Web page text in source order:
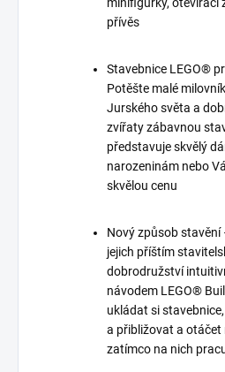
minifigurky, otevírací
přívěs
Stavebnice LEGO®
Potěšte malé
Jurského světa a
zvířaty zábavnou
představuje skvělý
narozeninám nebo
skvělou cenu
Nový způsob stavění
jejich příštím
dobrodružství
návodem LEGO®
ukládat si
a přibližovat a otáčet
zatímco na nich